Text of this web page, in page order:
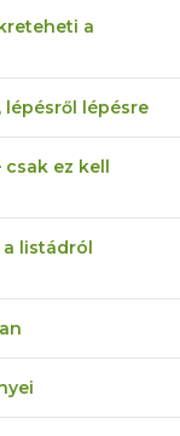
a
lépésről lépésre
ez kell
listádról